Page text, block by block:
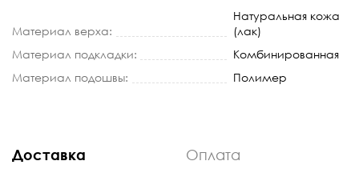
Материал верха:
Натуральная кожа
(лак)
Материал подкладки:
Комбинированная
Материал подошвы:
Полимер
Доставка Оплата